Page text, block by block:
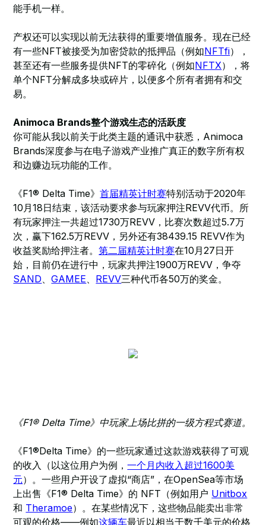
能手机一样。
产权还可以实现以前无法获得的重要增值服务。现在已经
有一些NFT被接受为加密贷款的抵押品（例如NFTfi），
甚至还有一些服务提供NFT的零碎化（例如NFTX），将
单个NFT分解成多块或碎片，以便多个所有者拥有和交
易。
Animoca Brands整个游戏生态的活跃度
你可能从我以前关于此类主题的通讯中获悉，Animoca
Brands深度参与在电子游戏产业推广真正的数字所有权
和边赚边玩功能的工作。
《F1® Delta Time》首届精英计时赛特别活动于2020年
10月18日结束，该活动要求参与玩家押注REVV代币。所
有玩家押注一共超过1730万REVV，比赛次数超过5.7万
次，赢下162.5万REVV，另外还有38439.15 REVV作为
收益奖励给押注者。第二届精英计时赛在10月27日开
始，目前仍在进行中，玩家共押注1900万REVV，争夺
SAND、GAMEE、 REVV三种代币各50万的奖金。
《F1® Delta Time》中玩家上场比拼的一级方程式赛道。
《F1®Delta Time》的一些玩家通过这款游戏获得了可观
的收入（以这位用户为例，一个月内收入超过1600美
元）。一些用户开设了虚拟“商店”，在OpenSea等市场
上出售《F1® Delta Time》的 NFT（例如用户 Unitbox
和 Theramoe）。在某些情况下，这些物品能卖出非常
可观的价格——例如这辆车最近以相当于数千美元的价格